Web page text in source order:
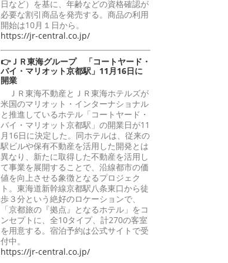
日など）を基に、年齢などの資格確認が
必要な割引商品を発売する。商品の利用
開始は10月１日から。
https://jr-central.co.jp/
👉ＪＲ東海グループ 「コートヤード・
バイ・マリオット京都駅」11月16日に
開業
ＪＲ東海不動産とＪＲ東海ホテルズが
米国のマリオット・インターナショナル
と推進しているホテル「コートヤード・
バイ・マリオット京都駅」の開業日が11
月16日に決定した。同ホテルは、従来の
駅ビルや保有不動産を活用した開発とは
異なり、新たに取得した不動産を活用し
て事業を展開することで、沿線都市の価
値を向上させる象徴となるプロジェク
ト。東海道新幹線京都駅八条東口から徒
歩３分という絶好のロケーションで、
「京都旅の『拠点』となるホテル」をコ
ンセプトに、全10タイプ、計270の客室
を用意する。宿泊予約は公式サイトで受
付中。
https://jr-central.co.jp/